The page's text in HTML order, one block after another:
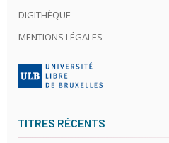
DIGITHÈQUE
MENTIONS LÉGALES
TITRES RÉCENTS